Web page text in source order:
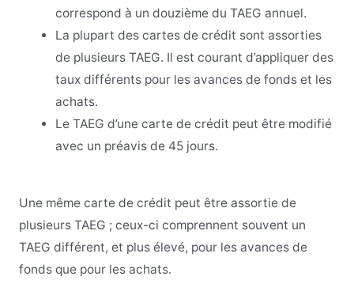
correspond à un douzième du TAEG annuel.
La plupart des cartes de crédit sont assorties
de plusieurs TAEG. Il est courant d’appliquer des
taux différents pour les avances de fonds et les
achats.
Le TAEG d’une carte de crédit peut être modifié
avec un préavis de 45 jours.
Une même carte de crédit peut être assortie de
plusieurs TAEG ; ceux-ci comprennent souvent un
TAEG différent, et plus élevé, pour les avances de
fonds que pour les achats.